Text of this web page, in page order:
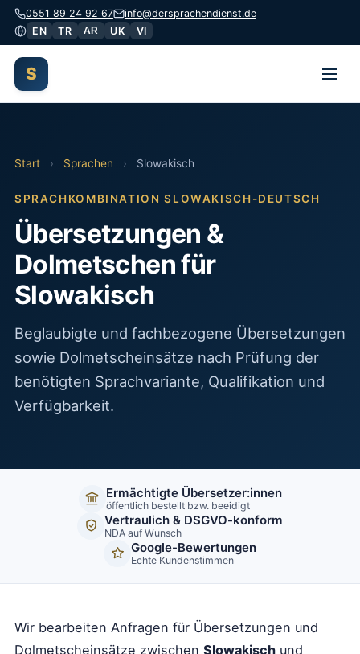
0551 89 24 92 67
info@dersprachendienst.de
EN
TR AR UK VI
S
Start › Sprachen › Slowakisch
SPRACHKOMBINATION SLOWAKISCH-DEUTSCH
Übersetzungen &
Dolmetschen für
Slowakisch
Beglaubigte und fachbezogene Übersetzungen
sowie Dolmetscheinsätze nach Prüfung der
benötigten Sprachvariante, Qualifikation und
Verfügbarkeit.
Ermächtigte Übersetzer:innen
öffentlich bestellt bzw. beeidigt
Vertraulich & DSGVO-konform
NDA auf Wunsch
Google-Bewertungen
Echte Kundenstimmen
Wir bearbeiten Anfragen für Übersetzungen und
Dolmetscheinsätze zwischen Slowakischund